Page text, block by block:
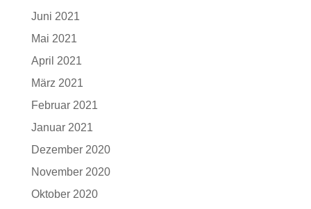
Juni 2021
Mai 2021
April 2021
März 2021
Februar 2021
Januar 2021
Dezember 2020
November 2020
Oktober 2020